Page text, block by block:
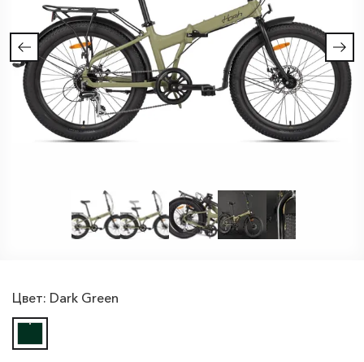
Цвет: Dark Green